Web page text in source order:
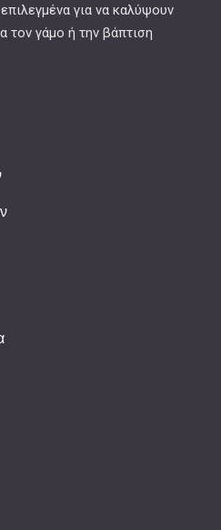
για να καλύψουν
τον γάμο ή την βάπτιση